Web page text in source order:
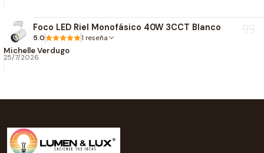
Protección
Grado de protección:
Dimensiones
Ancho: 120 mm
Foco LED Riel Monofásico 40W 3CCT Blanco
5.0 1 reseña
Michelle Verdugo
25/7/2026